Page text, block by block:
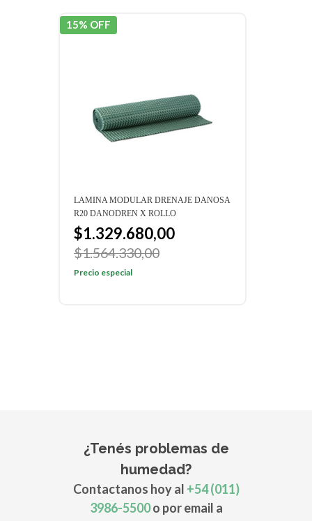
15% OFF
LAMINA MODULAR DRENAJE DANOSA
R20 DANODREN X ROLLO
$1.329.680,00
$1.564.330,00
Precio especial
¿Tenés problemas de
humedad?
Contactanos hoy al +54 (011)
3986-5500o por email a